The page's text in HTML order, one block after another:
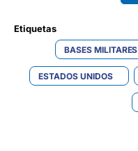
Etiquetas
BASES MILITARES
ESTADOS UNIDOS